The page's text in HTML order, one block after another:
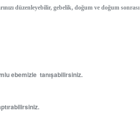
düzenleyebilir, gebelik, doğum ve doğum sonrası
ebemizle tanışabilirsiniz.